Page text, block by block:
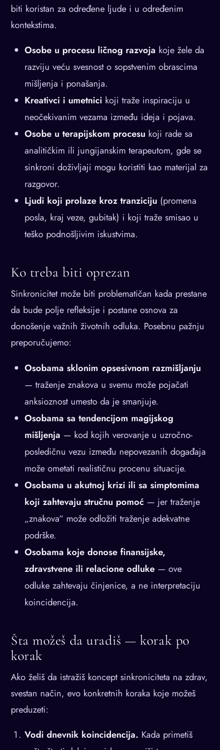
biti koristan za određene ljude i u određenim
kontekstima.
Osobe u procesu ličnog razvoja koje žele da
razviju veću svesnost o sopstvenim obrascima
mišljenja i ponašanja.
Kreativci i umetnici koji traže inspiraciju u
neočekivanim vezama između ideja i pojava.
Osobe u terapijskom procesukoji rade sa
analitičkim ili jungijanskim terapeutom, gde se
sinkroni doživljaji mogu koristiti kao materijal za
razgovor.
Ljudi koji prolaze kroz tranziciju(promena
posla, kraj veze, gubitak) i koji traže smisao u
teško podnošljivim iskustvima.
Ko treba biti oprezan
Sinkronicitet može biti problematičan kada prestane
da bude polje refleksije i postane osnova za
donošenje važnih životnih odluka. Posebnu pažnju
preporučujemo:
Osobama sklonim opsesivnom razmišljanju
— traženje znakova u svemu može pojačati
anksioznost umesto da je smanjuje.
Osobama sa tendencijom magijskog
mišljenja — kod kojih verovanje u uzročno-
posledičnu vezu između nepovezanih događaja
može ometati realističnu procenu situacije.
Osobama u akutnoj krizi ili sa simptomima
koji zahtevaju stručnu pomoć — jer traženje
„znakova“ može odložiti traženje adekvatne
podrške.
Osobama koje donose finansijske,
zdravstvene ili relacione odluke— ove
odluke zahtevaju činjenice, a ne interpretaciju
koincidencija.
Šta možeš da uradiš — korak po
korak
Ako želiš da istražiš koncept sinkroniciteta na zdrav,
svestan način, evo konkretnih koraka koje možeš
preduzeti:
Vodi dnevnik koincidencija. Kada primetiš